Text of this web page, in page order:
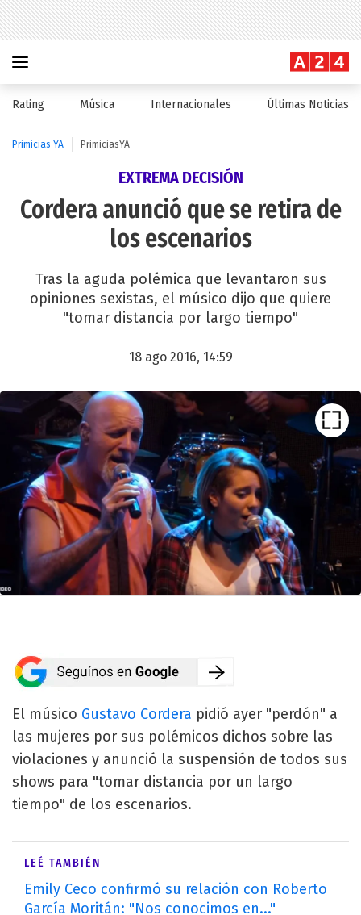
Rating Música Internacionales Últimas Noticias
Primicias YA PrimiciasYA
EXTREMA DECISIÓN
Cordera anunció que se retira de
los escenarios
Tras la aguda polémica que levantaron sus
opiniones sexistas, el músico dijo que quiere
"tomar distancia por largo tiempo"
18 ago 2016, 14:59
El músico Gustavo Cordera pidió ayer "perdón" a
las mujeres por sus polémicos dichos sobre las
violaciones y anunció la suspensión de todos sus
shows para "tomar distancia por un largo
tiempo" de los escenarios.
LEÉ TAMBIÉN
Emily Ceco confirmó su relación con Roberto
García Moritán: "Nos conocimos en..."